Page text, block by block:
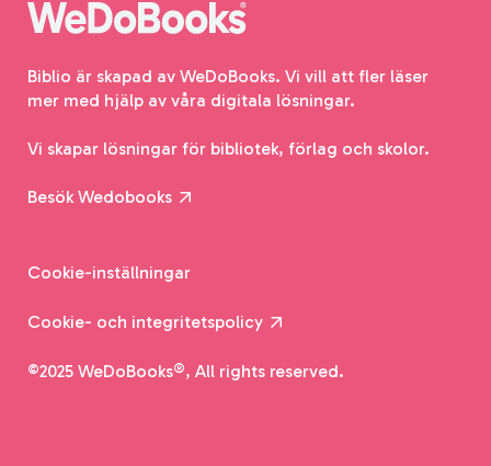
Biblio är skapad av WeDoBooks. Vi vill att fler läser
mer med hjälp av våra digitala lösningar.
Vi skapar lösningar för bibliotek, förlag och skolor.
Besök Wedobooks
Cookie-inställningar
Cookie- och integritetspolicy
©2025 WeDoBooks®, All rights reserved.